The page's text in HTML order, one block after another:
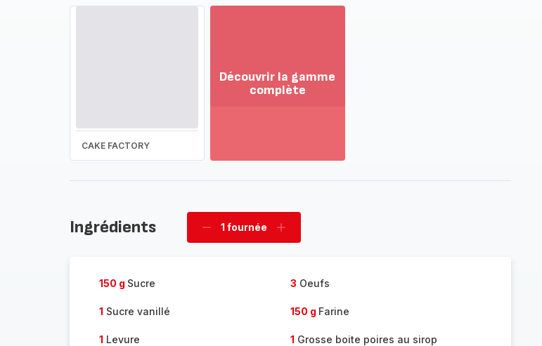
CAKE FACTORY
Découvrir la gamme
complète
la
Ingrédients
Supprimer
1 fournée
Ajouter
150 g Sucre 3 Oeufs
1 Sucre vanillé 150 g Farine
1 Levure 1 Grosse boite poires au sirop